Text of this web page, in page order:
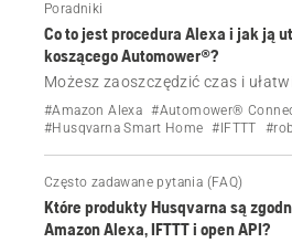
Poradniki
Co to jest procedura Alexa i jak ją
koszącego Automower®?
Możesz zaoszczędzić czas i
sterując robotem Automower® za
Alexa.
#Amazon Alexa #Automower®
#Husqvarna Smart Home
#IFTTT
Często zadawane pytania (FAQ)
Które produkty Husqvarna są
Amazon Alexa, IFTTT i open API?